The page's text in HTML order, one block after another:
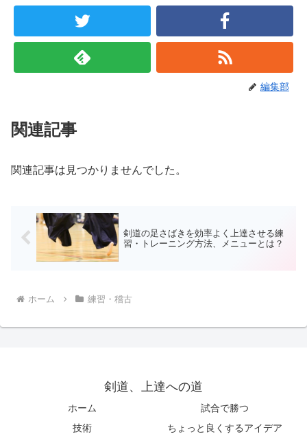
編集部
関連記事
関連記事は見つかりませんでした。
剣道の足さばきを効率よく上達させる練
習・トレーニング方法、メニューとは？
ホーム 練習・稽古
剣道、上達への道
ホーム
試合で勝つ
技術
ちょっと良くするアイデア